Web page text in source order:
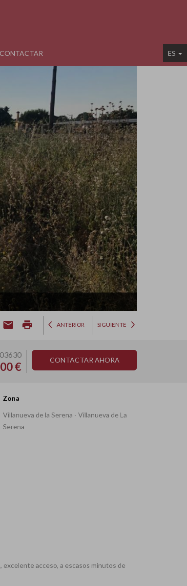
CONTACTAR ES
email print ANTERIOR SIGUIENTE
€
CONTACTAR AHORA
Zona
Villanueva de la Serena - Villanueva de La
Serena
acceso, a escasos minutos de